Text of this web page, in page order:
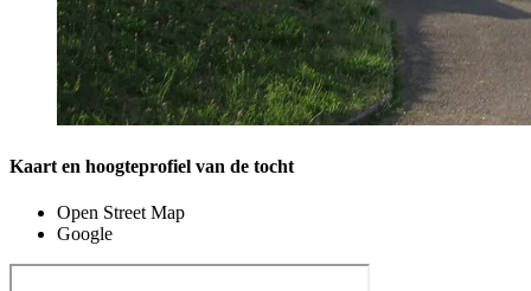
Kaart en hoogteprofiel van de tocht
Open Street Map
Google